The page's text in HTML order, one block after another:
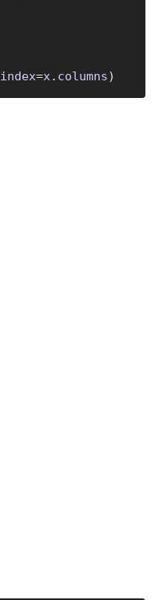
index=x. columns)